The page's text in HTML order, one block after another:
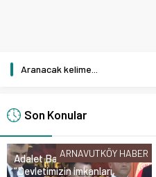
Son Konular
ARNAVUTKÖY HABER
Adalet Bakanı Gürlek:
“Devletimizin imkanları,